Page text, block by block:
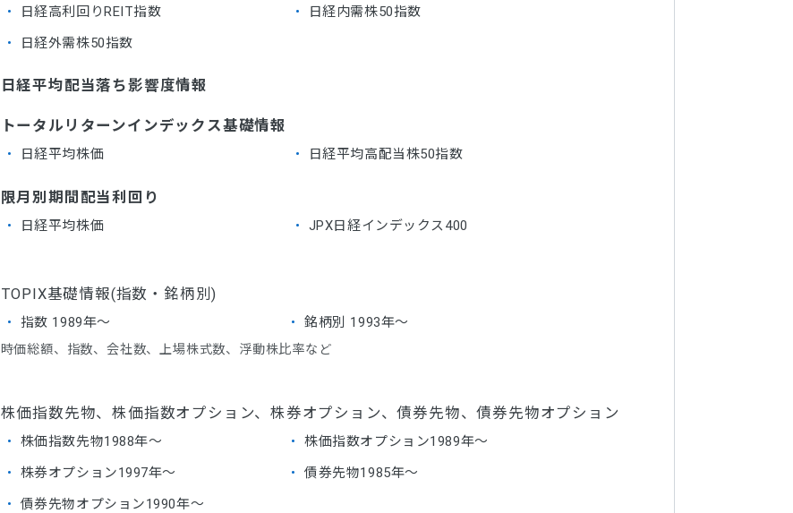
日経高利回りREIT指数
日経内需株50指数
日経外需株50指数
日経平均配当落ち影響度情報
トータルリターンインデックス基礎情報
日経平均株価 日経平均高配当株50指数
限月別期間配当利回り
日経平均株価 JPX日経インデックス400
TOPIX基礎情報(指数・銘柄別)
指数 1989年～ 銘柄別 1993年～
時価総額、指数、会社数、上場株式数、浮動株比率など
株価指数先物、株価指数オプション、株券オプション、債券先物、債券先物オプション
株価指数先物1988年～
株価指数オプション1989年～
株券オプション1997年～
債券先物1985年～
債券先物オプション1990年～